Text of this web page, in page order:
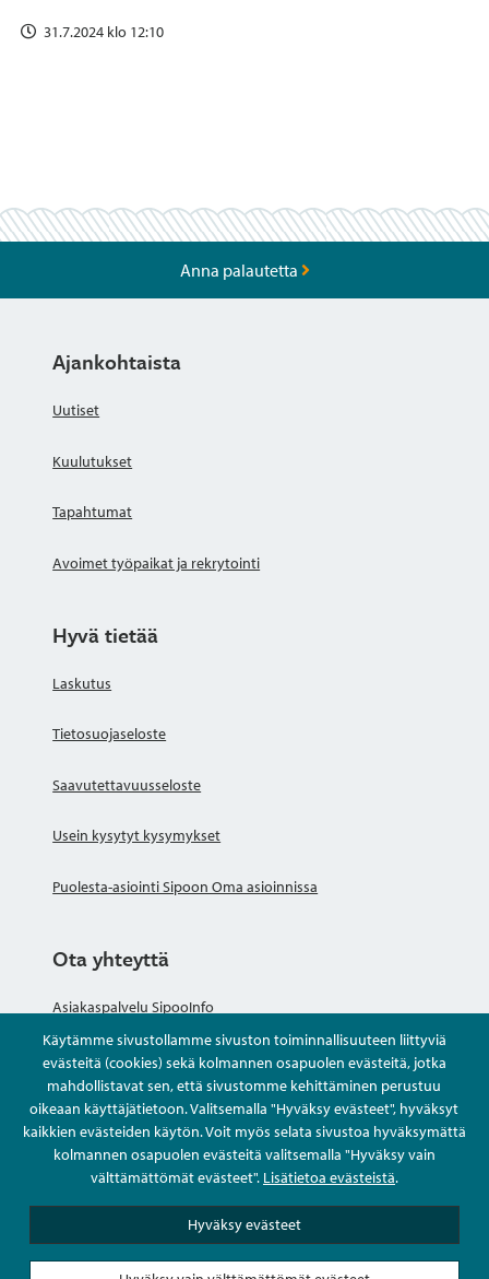
31.7.2024 klo 12:10
Käytämme sivustollamme sivuston toiminnallisuuteen liittyviä
evästeitä (cookies) sekä kolmannen osapuolen evästeitä, jotka
mahdollistavat sen, että sivustomme kehittäminen perustuu
oikeaan käyttäjätietoon. Valitsemalla "Hyväksy evästeet", hyväksyt
kaikkien evästeiden käytön. Voit myös selata sivustoa hyväksymättä
kolmannen osapuolen evästeitä valitsemalla "Hyväksy vain
välttämättömät evästeet". Lisätietoa evästeistä.
Hyväksy evästeet
Anna palautetta
Ajankohtaista
Uutiset
Kuulutukset
Tapahtumat
Avoimet työpaikat ja rekrytointi
Hyvä tietää
Laskutus
Tietosuojaseloste
Saavutettavuusseloste
Usein kysytyt kysymykset
Puolesta-asiointi Sipoon Oma asioinnissa
Ota yhteyttä
Asiakaspalvelu SipooInfo
Anna palautetta nimettömästi
Kysy tai asioi
Yhteystiedot